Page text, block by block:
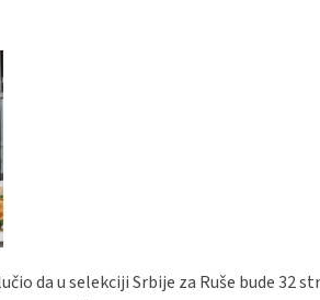
da u selekciji Srbije za Ruše bude 32